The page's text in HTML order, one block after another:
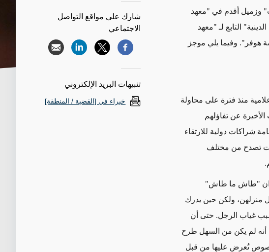
وزميل أقدم في "معهد
التابع لـ "معهد
وفيما يلي موجز
منذ فترة على محاولة
الأخيرة عن تفاؤلهم
شراكات دولية للارتقاء
تصدح من مختلف
عنوان "طاش ما طاش"
منزلهن، ولكن حين يدرك
غياب الرجل. حتى أن
أنه لم يكن من السهل طرح
نصوص تُعرض عليها من قبل
شارك على مواقع التواصل
الاجتماعي
تنبيهات البريد الإلكتروني
خبراء في [القضية / المنطقة]